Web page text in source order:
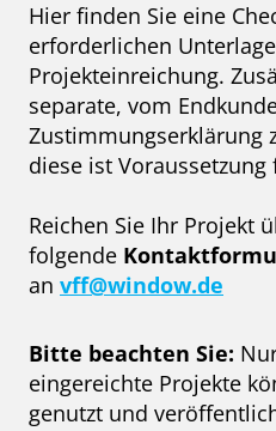
Hier finden Sie eine
erforderlichen
Projekteinreichung.
separate, vom
Zustimmungserklärung
diese ist
Reichen Sie Ihr Projekt
folgende
an vff@window.de
Bitte beachten Sie:
eingereichte Projekte
genutzt und